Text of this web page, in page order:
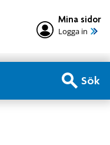
Mina sidor
Logga in
Sök